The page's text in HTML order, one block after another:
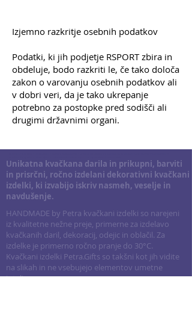
Izjemno razkritje osebnih podatkov
Podatki, ki jih podjetje RSPORT zbira in
obdeluje, bodo razkriti le, če tako določa
zakon o varovanju osebnih podatkov ali
v dobri veri, da je tako ukrepanje
potrebno za postopke pred sodišči ali
drugimi državnimi organi.
Unikatna kvačkana darila in prikupni, barviti
in prisrčni, ročno izdelani dekorativni kvačkani
izdelki, ki izvabijo iskriv nasmeh, veselje in
navdušenje.
HANDMADE by Petra kvačkani izdelki so narejeni
iz kvalitetne nežne preje, primerne za izdelavo
kvačkanih daril, dekoracij, odejic in oblačil. Za
izdelke je primerno ročno pranje do 30°C.
Kvačkani izdelki Petra.Gifts so takšni kot jih vidite
na slikah in ne vsebujejo elementov umetne
inteligence.